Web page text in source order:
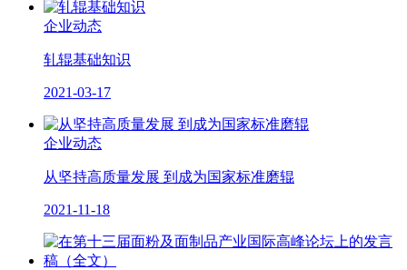
企业动态
轧辊基础知识
2021-03-17
企业动态
从坚持高质量发展 到成为国家标准磨辊
2021-11-18